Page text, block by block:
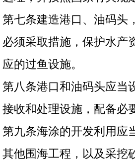
第七条建造港口、油码头
必须采取措施，保护水产
应的过鱼设施。
第八条港口和油码头应当
接收和处理设施，配备必
第九条海涂的开发利用应
其他围海工程，以及采挖